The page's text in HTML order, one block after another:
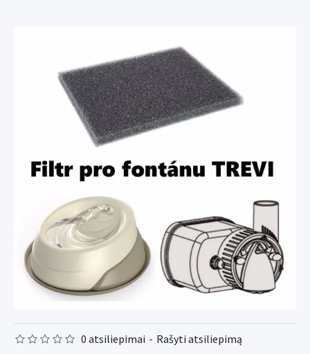
0 atsiliepimai - Rašyti atsiliepimą